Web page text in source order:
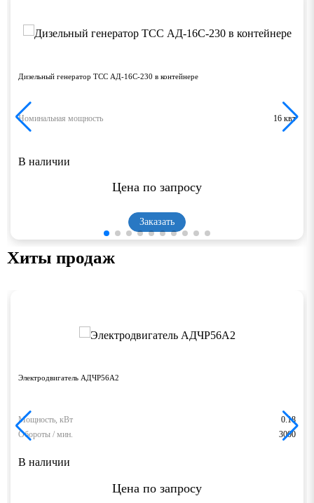
Дизельный генератор ТСС АД-16С-230 в контейнере
Номинальная мощность 16 квт
В наличии
Цена по запросу
Заказать
Хиты продаж
Электродвигатель АДЧР56А2
Мощность, кВт
0.18
Обороты / мин.
3000
В наличии
Цена по запросу